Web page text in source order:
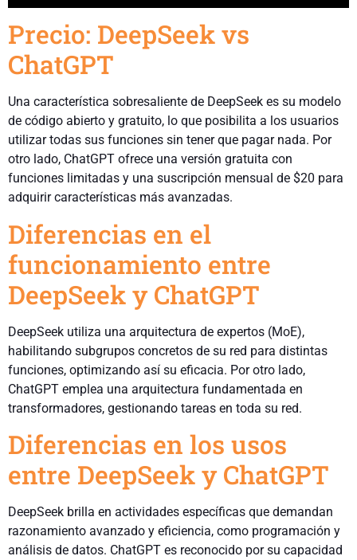
Precio: DeepSeek vs
ChatGPT
Una característica sobresaliente de DeepSeek es su modelo
de código abierto y gratuito, lo que posibilita a los usuarios
utilizar todas sus funciones sin tener que pagar nada. Por
otro lado, ChatGPT ofrece una versión gratuita con
funciones limitadas y una suscripción mensual de $20 para
adquirir características más avanzadas.
Diferencias en el
funcionamiento entre
DeepSeek y ChatGPT
DeepSeek utiliza una arquitectura de expertos (MoE),
habilitando subgrupos concretos de su red para distintas
funciones, optimizando así su eficacia. Por otro lado,
ChatGPT emplea una arquitectura fundamentada en
transformadores, gestionando tareas en toda su red.
Diferencias en los usos
entre DeepSeek y ChatGPT
DeepSeek brilla en actividades específicas que demandan
razonamiento avanzado y eficiencia, como programación y
análisis de datos. ChatGPT es reconocido por su capacidad